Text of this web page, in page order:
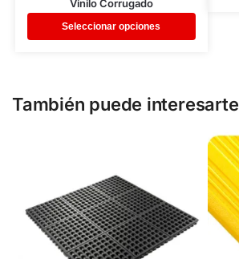
Vinilo Corrugado
Seleccionar opciones
También puede interesarte